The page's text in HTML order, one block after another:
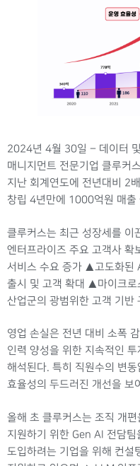
2024년 4월 30일 – 데이터
매니지먼트 전문기업 클루커
지난 회계연도에 전년대비 2
창립 4년만에 1000억원 매출
클루커스는 최근 성장세를
엔터프라이즈 주요 고객사
서비스 수요 증가 ▲고도화된
출시 및 고객 확대 ▲마이크로
산업군의 광범위한 고객 기반
영업 손실은 전년 대비 소폭
인력 양성을 위한 지속적인
해석된다. 특히 직원수의 변
효율성의 두드러진 개선을 보
올해 초 클루커스는 조직 개
지원하기 위한 Gen AI 전담
도입하려는 기업을 위해 컨